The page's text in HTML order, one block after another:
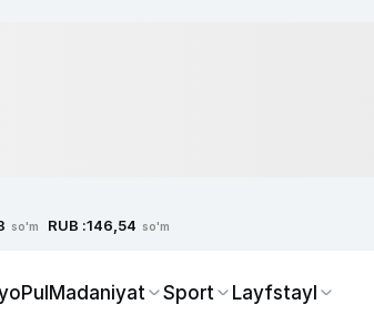
so'm RUB :146,54 so'm
PulMadaniyat Sport Layfstayl